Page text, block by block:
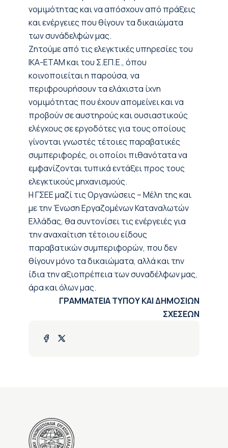
νομιμότητας και να απόσχουν από πράξεις
και ενέργειες που θίγουν τα δικαιώματα
των συνάδελφών μας.
Ζητούμε από τις ελεγκτικές υπηρεσίες του
ΙΚΑ-ΕΤΑΜ και του Σ.ΕΠ.Ε., όπου
κοινοποιείται η παρούσα, να
περιφρουρήσουν τα ελάχιστα ίχνη
νομιμότητας που έχουν απομείνει και να
προβούν σε αυστηρούς και ουσιαστικούς
ελέγχους σε εργοδότες για τους οποίους
γίνονται γνωστές τέτοιες παραβατικές
συμπεριφορές, οι οποίοι πιθανότατα να
εμφανίζονται τυπικά εντάξει προς τους
ελεγκτικούς μηχανισμούς.
Η ΓΣΕΕ μαζί τις Οργανώσεις – Μέλη της και
με την Ένωση Εργαζομένων Καταναλωτών
Ελλάδας, θα συντονίσει τις ενέργειές για
την αναχαίτιση τέτοιου είδους
παραβατικών συμπεριφορών, που δεν
θίγουν μόνο τα δικαιώματα, αλλά και την
ίδια την αξιοπρέπεια των συναδέλφων μας,
άρα και όλων μας.
ΓΡΑΜΜΑΤΕΙΑ ΤΥΠΟΥ ΚΑΙ ΔΗΜΟΣΙΩΝ
ΣΧΕΣΕΩΝ